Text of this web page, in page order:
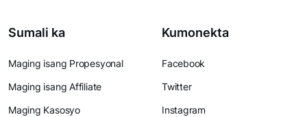
Sumali ka
Maging isang Propesyonal
Maging isang Affiliate
Maging Kasosyo
Kumonekta
Facebook
Twitter
Instagram